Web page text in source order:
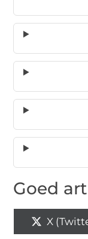
Goed
X